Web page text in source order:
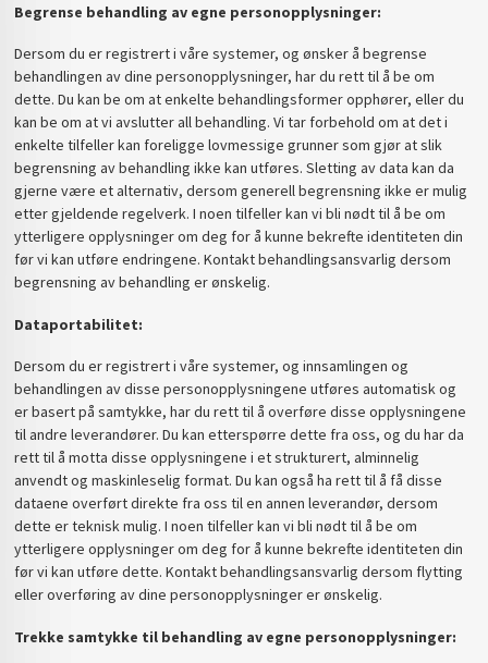
Begrense behandling av egne personopplysninger:
Dersom du er registrert i våre systemer, og ønsker å begrense
behandlingen av dine personopplysninger, har du rett til å be om
dette. Du kan be om at enkelte behandlingsformer opphører, eller du
kan be om at vi avslutter all behandling. Vi tar forbehold om at det i
enkelte tilfeller kan foreligge lovmessige grunner som gjør at slik
begrensning av behandling ikke kan utføres. Sletting av data kan da
gjerne være et alternativ, dersom generell begrensning ikke er mulig
etter gjeldende regelverk. I noen tilfeller kan vi bli nødt til å be om
ytterligere opplysninger om deg for å kunne bekrefte identiteten din
før vi kan utføre endringene. Kontakt behandlingsansvarlig dersom
begrensning av behandling er ønskelig.
Dataportabilitet:
Dersom du er registrert i våre systemer, og innsamlingen og
behandlingen av disse personopplysningene utføres automatisk og
er basert på samtykke, har du rett til å overføre disse opplysningene
til andre leverandører. Du kan etterspørre dette fra oss, og du har da
rett til å motta disse opplysningene i et strukturert, alminnelig
anvendt og maskinleselig format. Du kan også ha rett til å få disse
dataene overført direkte fra oss til en annen leverandør, dersom
dette er teknisk mulig. I noen tilfeller kan vi bli nødt til å be om
ytterligere opplysninger om deg for å kunne bekrefte identiteten din
før vi kan utføre dette. Kontakt behandlingsansvarlig dersom flytting
eller overføring av dine personopplysninger er ønskelig.
Trekke samtykke til behandling av egne personopplysninger: